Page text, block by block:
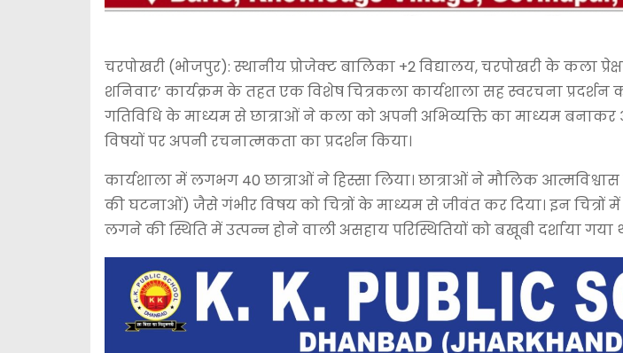
चरपोखरी (भोजपुर): स्थानीय प्रोजेक्ट बालिका +2 विद्यालय, चरपोखरी के कला
शनिवार’ कार्यक्रम के तहत एक विशेष चित्रकला कार्यशाला सह स्वरचना
गतिविधि के माध्यम से छात्राओं ने कला को अपनी अभिव्यक्ति का माध्यम
विषयों पर अपनी रचनात्मकता का प्रदर्शन किया।
कार्यशाला में लगभग 40 छात्राओं ने हिस्सा लिया। छात्राओं ने मौलिक
की घटनाओं) जैसे गंभीर विषय को चित्रों के माध्यम से जीवंत कर दिया। इन चित्रों
लगने की स्थिति में उत्पन्न होने वाली असहाय परिस्थितियों को बखूबी दर्शाया गया